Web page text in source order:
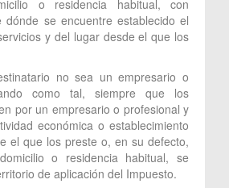
o residencia habitual, con
dónde se encuentre establecido el
y del lugar desde el que los
no sea un empresario o
como tal, siempre que los
por un empresario o profesional y
económica o establecimiento
el que los preste o, en su defecto,
o residencia habitual, se
de aplicación del Impuesto.